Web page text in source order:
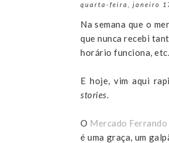
quarta-feira, janeiro
Na semana que o
que nunca recebi
horário funciona, etc.
E hoje, vim aqui
stories.
O Mercado Ferrando
é uma graça, um